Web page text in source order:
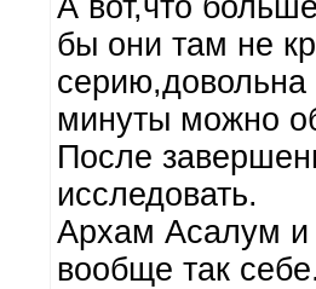
А вот,что
бы они там не
серию,довольна
минуты можно
После
исследовать.
Архам Асалум и
вообще так